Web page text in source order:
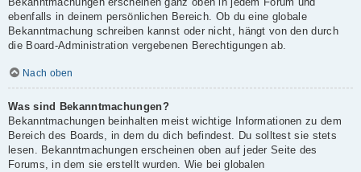
ebenfalls in deinem persönlichen Bereich. Ob du eine globale
Bekanntmachung schreiben kannst oder nicht, hängt von den durch
die Board-Administration vergebenen Berechtigungen ab.
Nach oben
Was sind Bekanntmachungen?
Bekanntmachungen beinhalten meist wichtige Informationen zu dem
Bereich des Boards, in dem du dich befindest. Du solltest sie stets
lesen. Bekanntmachungen erscheinen oben auf jeder Seite des
Forums, in dem sie erstellt wurden. Wie bei globalen